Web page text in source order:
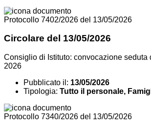
Protocollo 7402/2026 del 13/05/2026
Circolare del 13/05/2026
Consiglio di Istituto: convocazione seduta
2026
Pubblicato il: 13/05/2026
Tipologia: Tutto il personale,
Protocollo 7340/2026 del 13/05/2026